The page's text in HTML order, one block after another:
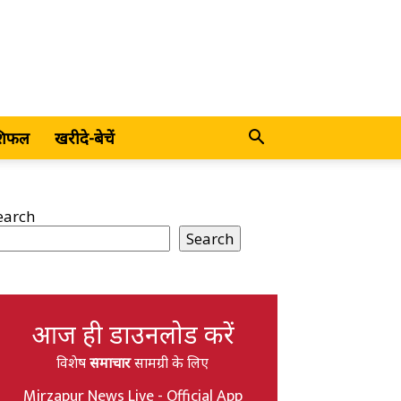
खरीदे-बेचें
Search
आज ही डाउनलोड करें
विशेषसमाचारसामग्री के लिए